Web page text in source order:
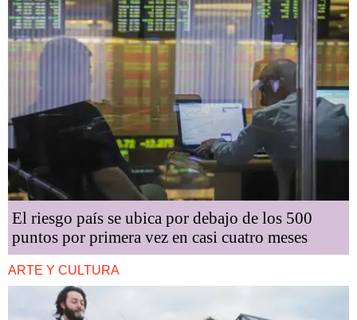
El riesgo país se ubica por debajo de los 500
puntos por primera vez en casi cuatro meses
ARTE Y CULTURA